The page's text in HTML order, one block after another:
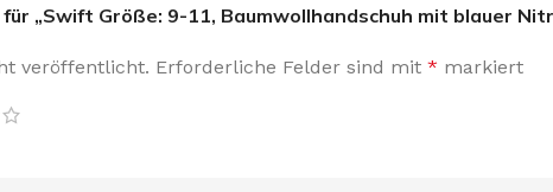
„Swift Größe: 9-11, Baumwollhandschuh mit blauer
veröffentlicht. Erforderliche Felder sind mit * markiert